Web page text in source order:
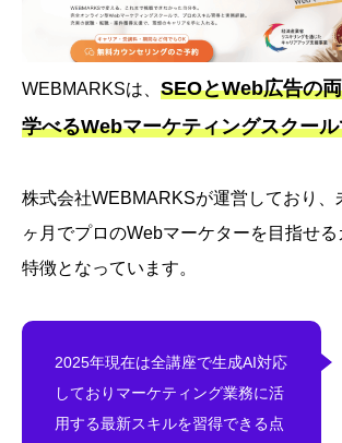
WEBMARKSは、 SEOとWeb広告の
学べるWebマーケティングスクー
株式会社WEBMARKSが運営しており、
ヶ月でプロのWebマーケターを目指せ
特徴となっています。
2025年現在は全講座で生成AI対応
しておりマーケティング業務に活
用する最新スキルを習得できる点